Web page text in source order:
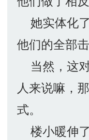
她实体化
他们的全部击
当然，这
人来说嘛，
式。
楼小暖伸